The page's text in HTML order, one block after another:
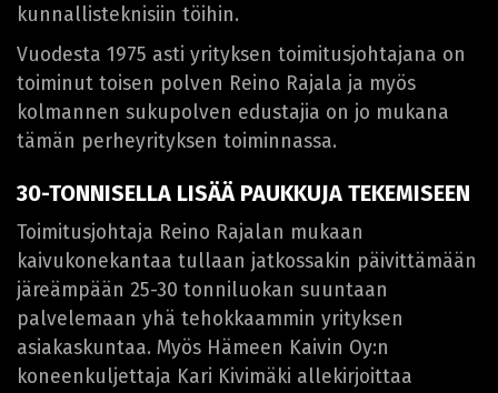
kunnallisteknisiin töihin.
Vuodesta 1975 asti yrityksen toimitusjohtajana on
toiminut toisen polven Reino Rajala ja myös
kolmannen sukupolven edustajia on jo mukana
tämän perheyrityksen toiminnassa.
30-TONNISELLA LISÄÄ PAUKKUJA TEKEMISEEN
Toimitusjohtaja Reino Rajalan mukaan
kaivukonekantaa tullaan jatkossakin päivittämään
järeämpään 25-30 tonniluokan suuntaan
palvelemaan yhä tehokkaammin yrityksen
asiakaskuntaa. Myös Hämeen Kaivin Oy:n
koneenkuljettaja Kari Kivimäki allekirjoittaa